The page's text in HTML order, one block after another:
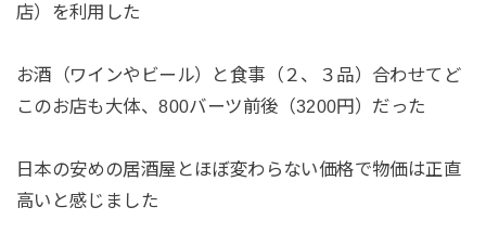
店）を利用した
お酒（ワインやビール）と食事（２、３品）合わせてど
このお店も大体、800バーツ前後（3200円）だった
日本の安めの居酒屋とほぼ変わらない価格で物価は正直
高いと感じました